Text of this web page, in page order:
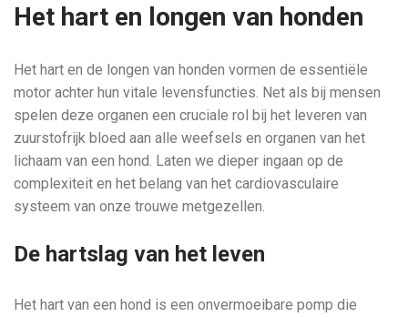
Het hart en longen van honden
Het hart en de longen van honden vormen de essentiële
motor achter hun vitale levensfuncties. Net als bij mensen
spelen deze organen een cruciale rol bij het leveren van
zuurstofrijk bloed aan alle weefsels en organen van het
lichaam van een hond. Laten we dieper ingaan op de
complexiteit en het belang van het cardiovasculaire
systeem van onze trouwe metgezellen.
De hartslag van het leven
Het hart van een hond is een onvermoeibare pomp die